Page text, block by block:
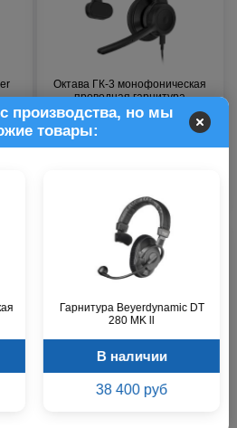
производства, но мы
товары:
Гарнитура Beyerdynamic DT
280 MK ll
В наличии
38 400 руб
Октава ГК-3 монофоническая
проводная гарнитура
Октава ГК-3Б
монофоническая